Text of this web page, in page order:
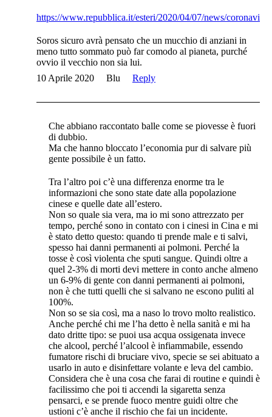
https://www.repubblica.it/esteri/2020/04/07/news/
Soros sicuro avrà pensato che un mucchio di anziani in
meno tutto sommato può far comodo al pianeta, purché
ovvio il vecchio non sia lui.
10 Aprile 2020
Blu Reply
Che abbiano raccontato balle come se piovesse è fuori
di dubbio.
Ma che hanno bloccato l’economia pur di salvare più
gente possibile è un fatto.
Tra l’altro poi c’è una differenza enorme tra le
informazioni che sono state date alla popolazione
cinese e quelle date all’estero.
Non so quale sia vera, ma io mi sono attrezzato per
tempo, perché sono in contato con i cinesi in Cina e mi
è stato detto questo: quando ti prende male e ti salvi,
spesso hai danni permanenti ai polmoni. Perché la
tosse è così violenta che sputi sangue. Quindi oltre a
quel 2-3% di morti devi mettere in conto anche almeno
un 6-9% di gente con danni permanenti ai polmoni,
non è che tutti quelli che si salvano ne escono puliti al
100%.
Non so se sia così, ma a naso lo trovo molto realistico.
Anche perché chi me l’ha detto è nella sanità e mi ha
dato dritte tipo: se puoi usa acqua ossigenata invece
che alcool, perché l’alcool è infiammabile, essendo
fumatore rischi di bruciare vivo, specie se sei abituato a
usarlo in auto e disinfettare volante e leva del cambio.
Considera che è una cosa che farai di routine e quindi è
facilissimo che poi ti accendi la sigaretta senza
pensarci, e se prende fuoco mentre guidi oltre che
ustioni c’è anche il rischio che fai un incidente.